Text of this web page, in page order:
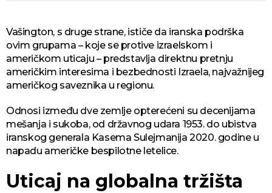
Vašington, s druge strane, ističe da iranska podrška
ovim grupama – koje se protive izraelskom i
američkom uticaju – predstavlja direktnu pretnju
američkim interesima i bezbednosti Izraela, najvažnijeg
američkog saveznika u regionu.
Odnosi između dve zemlje opterećeni su decenijama
mešanja i sukoba, od državnog udara 1953. do ubistva
iranskog generala Kasema Sulejmanija 2020. godine u
napadu američke bespilotne letelice.
Uticaj na globalna tržišta